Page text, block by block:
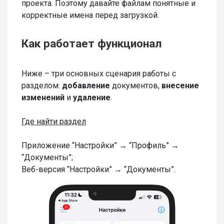
проекта. Поэтому давайте файлам понятные и
корректные имена перед загрузкой.
Как работает функционал
Ниже – три основных сценария работы с
разделом: добавление документов, внесение
изменений и удаление.
Где найти раздел
Приложение “Настройки” → “Профиль” →
“Документы”;
Веб-версия “Настройки” → “Документы”.